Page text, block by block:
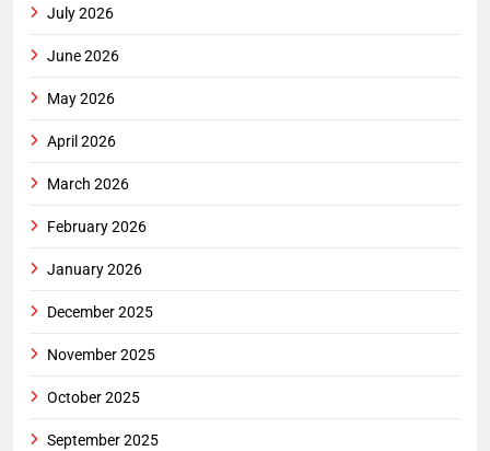
July 2026
June 2026
May 2026
April 2026
March 2026
February 2026
January 2026
December 2025
November 2025
October 2025
September 2025